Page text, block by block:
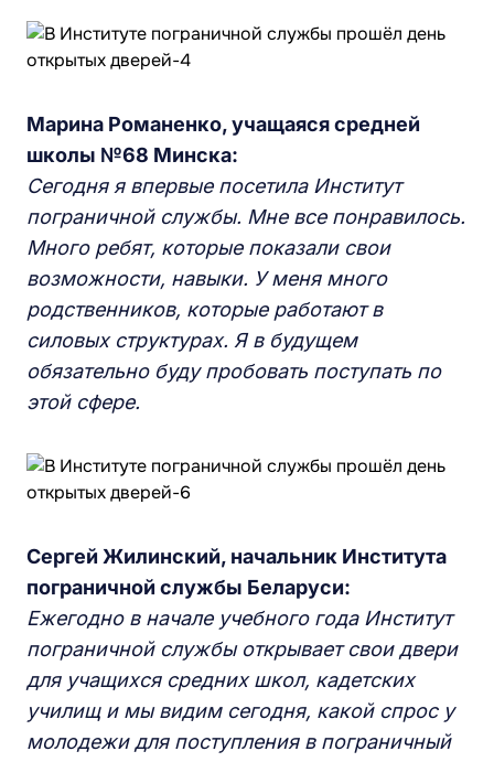
Марина Романенко, учащаяся средней
школы №68 Минска:
Сегодня я впервые посетила Институт
пограничной службы. Мне все понравилось.
Много ребят, которые показали свои
возможности, навыки. У меня много
родственников, которые работают в
силовых структурах. Я в будущем
обязательно буду пробовать поступать по
этой сфере.
Сергей Жилинский, начальник Института
пограничной службы Беларуси:
Ежегодно в начале учебного года Институт
пограничной службы открывает свои двери
для учащихся средних школ, кадетских
училищ и мы видим сегодня, какой спрос у
молодежи для поступления в пограничный